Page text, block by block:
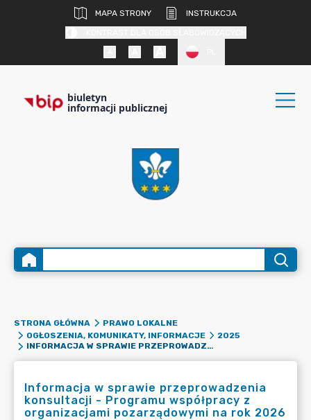
MAPA STRONY
INSTRUKCJA
biuletyn
informacji publicznej
STRONA GŁÓWNA
PRAWO LOKALNE
OGŁOSZENIA, KOMUNIKATY, INFORMACJE
2025
INFORMACJA W SPRAWIE PRZEPROWADZENIA KONSULTACJI - PROGRAMU WSPÓŁPRACY Z ORGANIZACJAMI POZARZĄDOWYMI NA ROK 2026
Informacja w sprawie przeprowadzenia
konsultacji - Programu współpracy z
organizacjami pozarządowymi na rok 2026